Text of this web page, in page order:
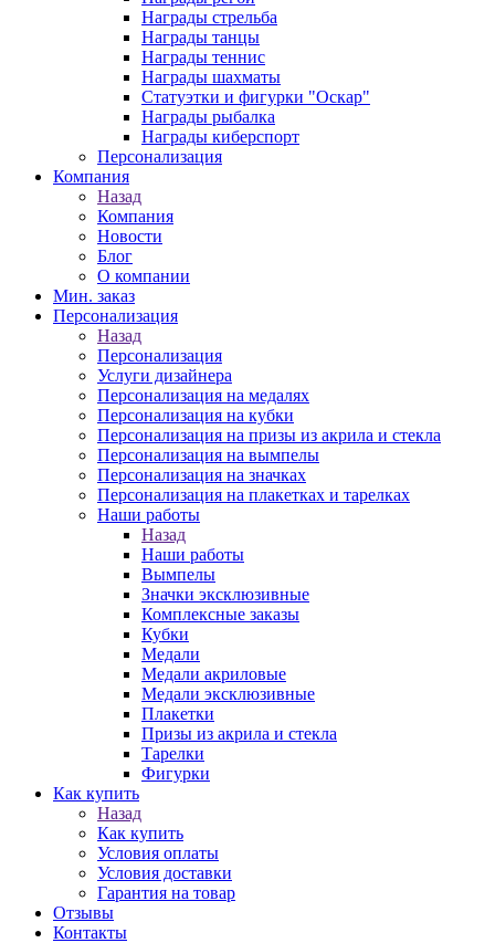
Награды стрельба
Награды танцы
Награды теннис
Награды шахматы
Статуэтки и фигурки "Оскар"
Награды рыбалка
Награды киберспорт
Персонализация
Компания
Назад
Компания
Новости
Блог
О компании
Мин. заказ
Персонализация
Назад
Персонализация
Услуги дизайнера
Персонализация на медалях
Персонализация на кубки
Персонализация на призы из акрила и стекла
Персонализация на вымпелы
Персонализация на значках
Персонализация на плакетках и тарелках
Наши работы
Назад
Наши работы
Вымпелы
Значки эксклюзивные
Комплексные заказы
Кубки
Медали
Медали акриловые
Медали эксклюзивные
Плакетки
Призы из акрила и стекла
Тарелки
Фигурки
Как купить
Назад
Как купить
Условия оплаты
Условия доставки
Гарантия на товар
Отзывы
Контакты